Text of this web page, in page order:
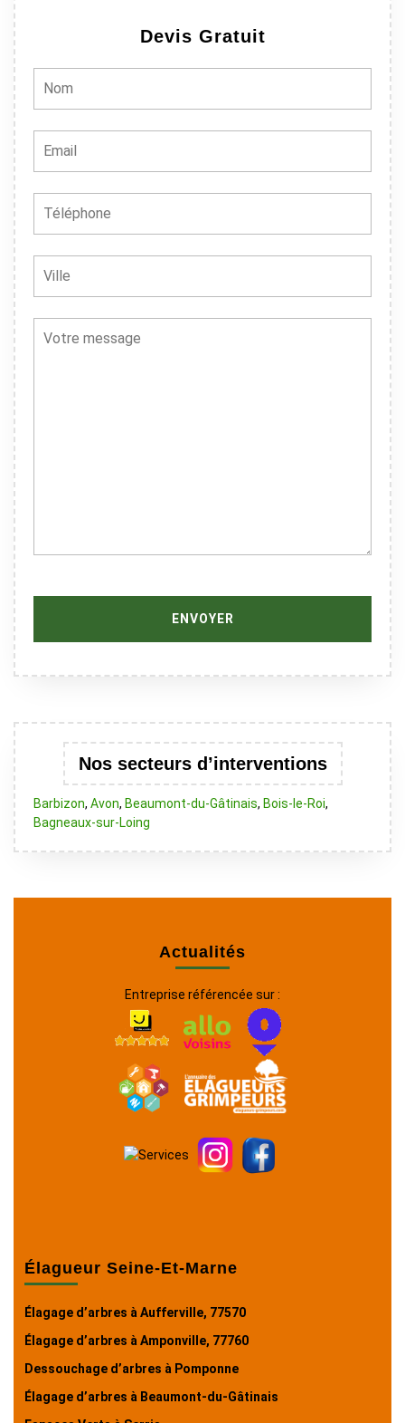
ns à 100% !
Devis Gratuit
Nos secteurs d’interventions
Barbizon, Avon, Beaumont-du-Gâtinais, Bois-le-Roi,
Bagneaux-sur-Loing
Actualités
Entreprise référencée sur :
Élagueur Seine-Et-Marne
Élagage d’arbres à Aufferville, 77570
Élagage d’arbres à Amponville, 77760
Dessouchage d’arbres à Pomponne
Élagage d’arbres à Beaumont-du-Gâtinais